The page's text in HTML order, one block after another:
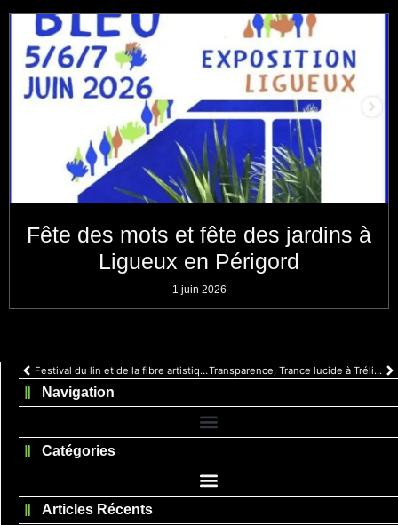
Fête des mots et fête des jardins à
Ligueux en Périgord
1 juin 2026
Festival du lin et de la fibre artistique Transparence, Trance lucide à Trélissac 24
Navigation
Catégories
Articles Récents